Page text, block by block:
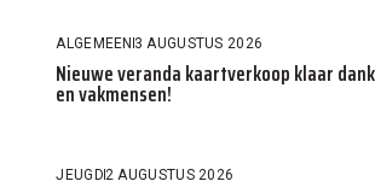
ALGEMEEN3 AUGUSTUS 2026
Nieuwe veranda kaartverkoop klaar
en vakmensen!
JEUGD2 AUGUSTUS 2026